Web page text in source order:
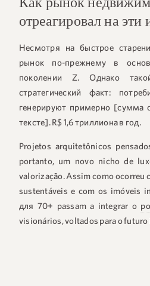
Как рынок
отреагировал на эти
Несмотря на быстрое
рынок по-прежнему в
поколении Z. Однако
стратегический факт:
генерируют примерно [сумма
тексте].R$ 1,6 триллиона в год.
Projetos arquitetônicos
portanto, um novo nicho de
valorização. Assim como ocorreu
sustentáveis e com os imóveis
для 70+ passam a integrar o
visionários, voltados para o